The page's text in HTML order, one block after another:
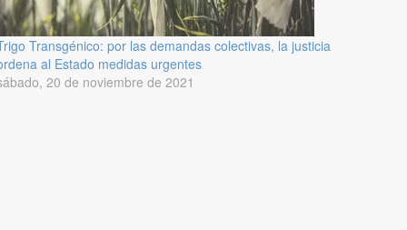
Transgénico: por las demandas colectivas, la justicia
al Estado medidas urgentes
20 de noviembre de 2021